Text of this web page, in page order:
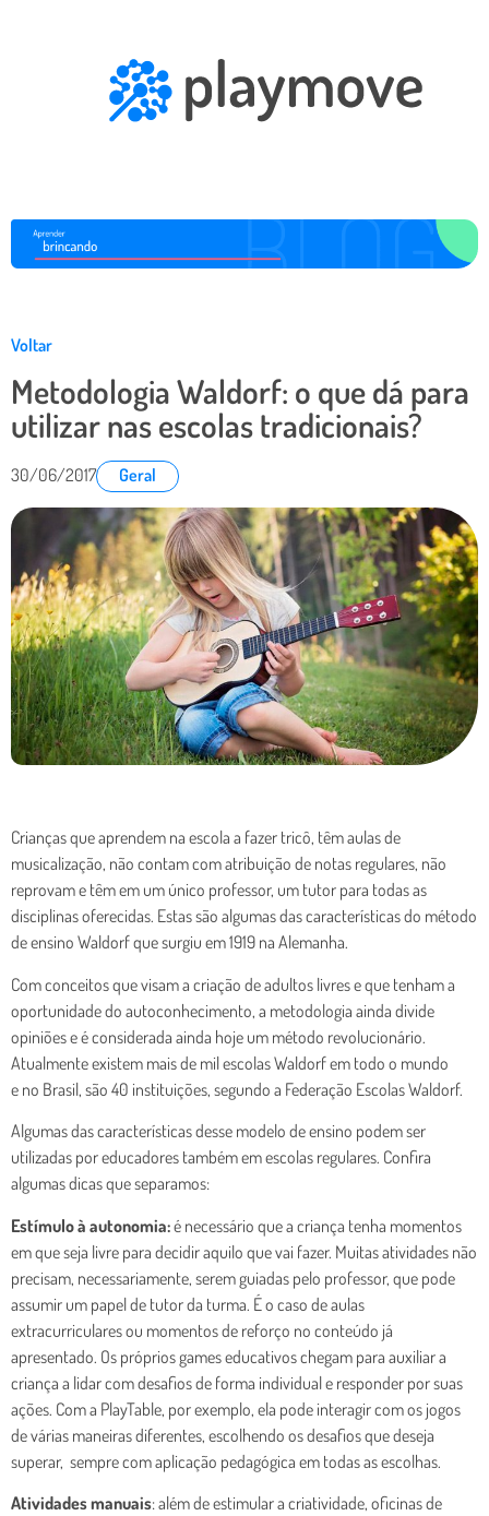
Voltar
Metodologia Waldorf: o que dá para
utilizar nas escolas tradicionais?
30/06/2017 Geral
Crianças que aprendem na escola a fazer tricô, têm aulas de
musicalização, não contam com atribuição de notas regulares, não
reprovam e têm em um único professor, um tutor para todas as
disciplinas oferecidas. Estas são algumas das características do método
de ensino Waldorf que surgiu em 1919 na Alemanha.
Com conceitos que visam a criação de adultos livres e que tenham a
oportunidade do autoconhecimento, a metodologia ainda divide
opiniões e é considerada ainda hoje um método revolucionário.
Atualmente existem mais de mil escolas Waldorf em todo o mundo
e no Brasil, são 40 instituições, segundo a Federação Escolas Waldorf.
Algumas das características desse modelo de ensino podem ser
utilizadas por educadores também em escolas regulares. Confira
algumas dicas que separamos:
Estímulo à autonomia:é necessário que a criança tenha momentos
em que seja livre para decidir aquilo que vai fazer. Muitas atividades não
precisam, necessariamente, serem guiadas pelo professor, que pode
assumir um papel de tutor da turma. É o caso de aulas
extracurriculares ou momentos de reforço no conteúdo já
apresentado. Os próprios games educativos chegam para auxiliar a
criança a lidar com desafios de forma individual e responder por suas
ações. Com a PlayTable, por exemplo, ela pode interagir com os jogos
de várias maneiras diferentes, escolhendo os desafios que deseja
superar, sempre com aplicação pedagógica em todas as escolhas.
Atividades manuais: além de estimular a criatividade, oficinas de